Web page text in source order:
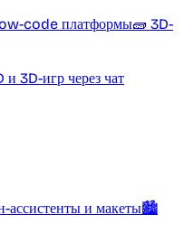
code платформы🧱 3D-
3D-игр через чат
ассистенты и макеты🏙️